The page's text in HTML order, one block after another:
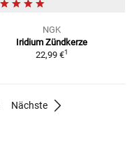
NGK
Iridium Zündkerze
22,99 €1
Nächste